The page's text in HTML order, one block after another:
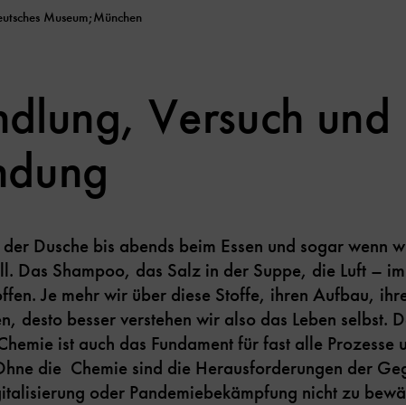
Museum;München
Versuch und
Dusche bis abends beim Essen und sogar wenn
Das Shampoo, das Salz in der Suppe, die Luft –
Je mehr wir über diese Stoffe, ihren Aufbau,
desto besser verstehen wir also das Leben selbst.
ist auch das Fundament für fast alle Prozesse
die Chemie sind die Herausforderungen der
oder Pandemiebekämpfung nicht zu